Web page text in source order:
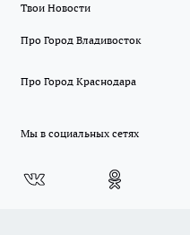
Твои Новости
Про Город Владивосток
Про Город Краснодара
Мы в социальных сетях